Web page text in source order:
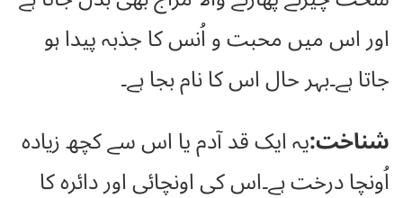
اور اس میں محبت و اُنس کا جذبہ پیدا ہو
جاتا ہے۔بہر حال اس کا نام بجا ہے۔
شناخت:یہ ایک قد آدم یا اس سے کچھ زیادہ
اُونچا درخت ہے۔اس کی اونچائی اور دائرہ کا